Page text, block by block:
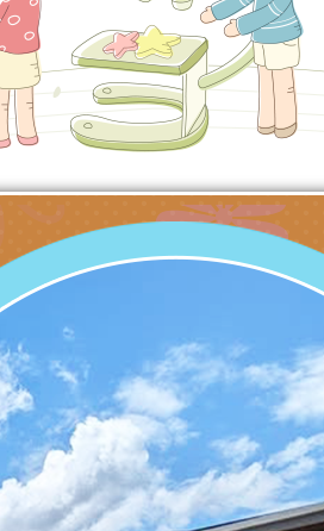
特協作—課程
坊」
適應運動經
作坊」活動
育部國教署生
心（國立羅
「115年度
學－國民中
）推薦實施計
市政府LED
託播圖片
市政府LED
託播影（
委員會檔案
年「春遊
園市政府家庭
4月課程資
譯－青少年
」、「愛『原
同樂會」、
114學年度
講座「如何
？—用SEL玩
秘訣」
法人中華國
命教育推廣協
台灣」第五
政院新聞傳播
服務政策溝
市政府家庭